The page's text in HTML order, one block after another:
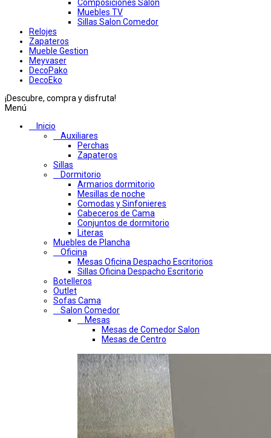
Composiciones Salon
Muebles TV
Sillas Salon Comedor
Relojes
Zapateros
Mueble Gestion
Meyvaser
DecoPako
DecoEko
¡Descubre, compra y disfruta!
Menú
Inicio
Auxiliares
Perchas
Zapateros
Sillas
Dormitorio
Armarios dormitorio
Mesillas de noche
Comodas y Sinfonieres
Cabeceros de Cama
Conjuntos de dormitorio
Literas
Muebles de Plancha
Oficina
Mesas Oficina Despacho Escritorios
Sillas Oficina Despacho Escritorio
Botelleros
Outlet
Sofas Cama
Salon Comedor
Mesas
Mesas de Comedor Salon
Mesas de Centro